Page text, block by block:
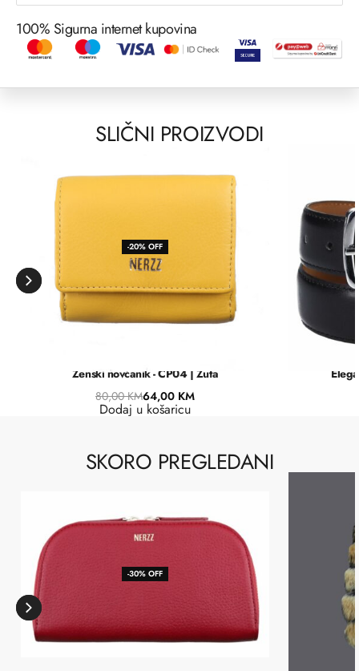
100% Sigurna internet kupovina
SLIČNI PROIZVODI
-20% OFF
Ženski novčanik - CP04 | Žuta
80,00KM64,00 KM
Dodaj u košaricu
SKORO PREGLEDANI
-30% OFF